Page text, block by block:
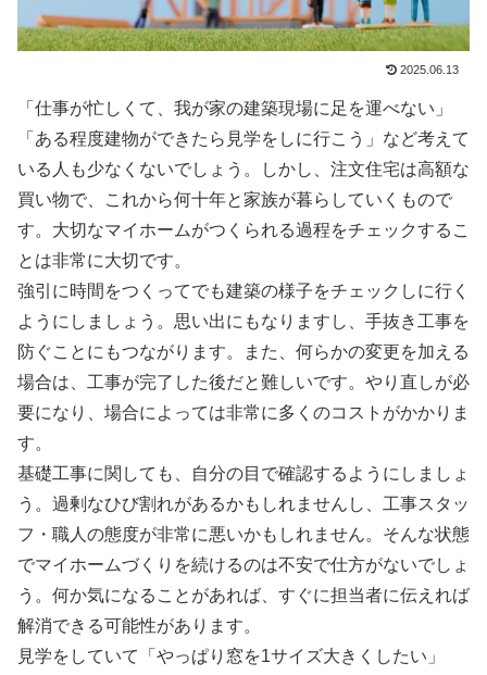
2025.06.13
「仕事が忙しくて、我が家の建築現場に足を運べない」
「ある程度建物ができたら見学をしに行こう」など考えて
いる人も少なくないでしょう。しかし、注文住宅は高額な
買い物で、これから何十年と家族が暮らしていくもので
す。大切なマイホームがつくられる過程をチェックするこ
とは非常に大切です。
強引に時間をつくってでも建築の様子をチェックしに行く
ようにしましょう。思い出にもなりますし、手抜き工事を
防ぐことにもつながります。また、何らかの変更を加える
場合は、工事が完了した後だと難しいです。やり直しが必
要になり、場合によっては非常に多くのコストがかかりま
す。
基礎工事に関しても、自分の目で確認するようにしましょ
う。 過剰なひび割れがあるかもしれませんし、工事スタッ
フ・職人の態度が非常に悪いかもしれません。そんな状態
でマイホームづくりを続けるのは不安で仕方がないでしょ
う。何か気になることがあれば、すぐに担当者に伝えれば
解消できる可能性があります。
見学をしていて「やっぱり窓を1サイズ大きくしたい」